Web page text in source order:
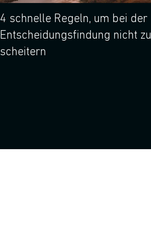
4 schnelle Regeln, um bei der
Entscheidungsfindung nicht zu
scheitern